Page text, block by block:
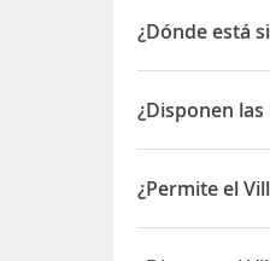
¿Dónde está
El Villa Casa
¿Disponen
Sí, las
¿Permite el
Sí, el Villa